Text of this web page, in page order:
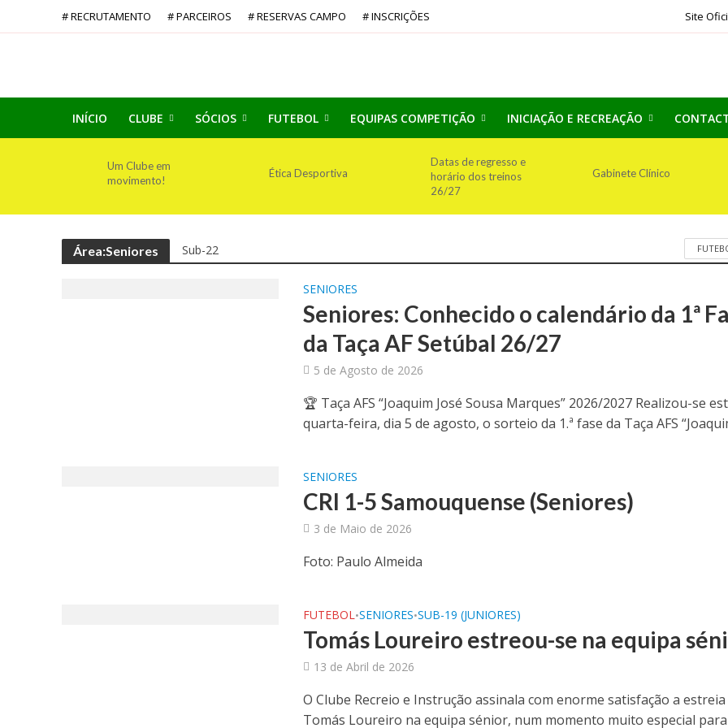
# RECRUTAMENTO # PARCEIROS # RESERVAS CAMPO # INSCRIÇÕES Site
INÍCIO CLUBE SÓCIOS FUTEBOL EQUIPAS COMPETIÇÃO INICIAÇÃO E RECREAÇÃO
Um Clube em
movimento!
Ética Desportiva
Datas de regresso e
horário dos treinos
26/27
Gabinete Clínico
Área:Seniores Sub-22
SENIORES
Seniores: Conhecido o calendário da 1ª
da Taça AF Setúbal 26/27
5 de Agosto de 2026
🏆 Taça AFS “Joaquim José Sousa Marques” 2026/2027 Realizou-se
quarta-feira, dia 5 de agosto, o sorteio da 1.ª fase da Taça AFS
SENIORES
CRI 1-5 Samouquense (Seniores)
3 de Maio de 2026
Foto: Paulo Almeida
FUTEBOL•SENIORES•SUB-19 (JUNIORES)
Tomás Loureiro estreou-se na equipa
13 de Abril de 2026
O Clube Recreio e Instrução assinala com enorme satisfação a estreia
Tomás Loureiro na equipa sénior, num momento muito especial